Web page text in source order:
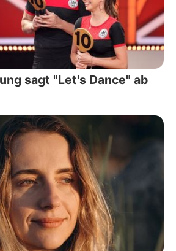
sagt "Let's Dance" ab